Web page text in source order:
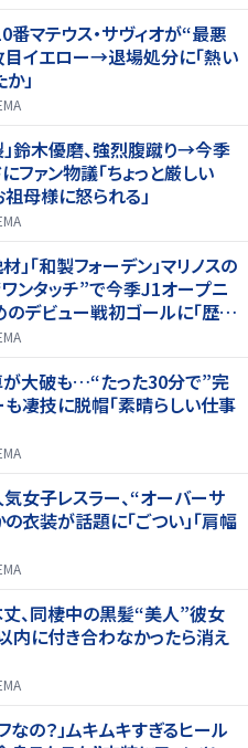
番マテウス・サヴィオが“最悪
目イエロー→退場処分に「熱い
」
」鈴木優磨、強烈腹蹴り→今季
ファン物議「ちょっと厳しい
祖母様に怒られる」
」「和製フォーデン」マリノスの
ンタッチ”で今季J1オープニ
のデビュー戦初ゴールに「歴史
大破も…“たった30分で”完
凄技に脱帽「素晴らしい仕事
女子レスラー、“オーバーサ
衣装が話題に「ごつい」「肩幅
丈、同棲中の黒髪“美人”彼女
内に付き合わなかったら消え
なの？」ムキムキすぎるヒール